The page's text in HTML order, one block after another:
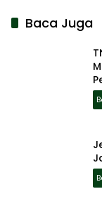
Baca Juga